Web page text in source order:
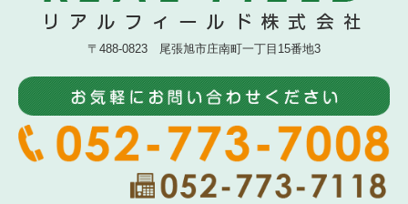
〒488-0823 尾張旭市庄南町一丁目15番地3